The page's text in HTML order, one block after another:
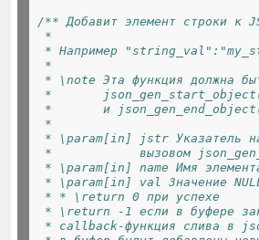
/** Добавит элемент строки к
*
* Например
*
* \note Эта функция должна
*
*       и
*
* \param[in] jstr Указатель на
*            вызовом
* \param[in] name Имя
* \param[in] val Значение
* * \return 0 при успехе
* \return -1 если в буфере
* callback-функция слива в